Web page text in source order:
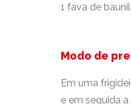
1 fava de
Modo de
Em uma
e em seguida